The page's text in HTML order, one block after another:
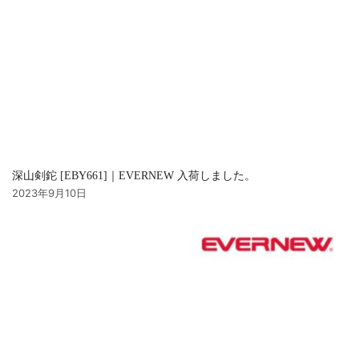
深山剣鉈 [EBY661]｜EVERNEW 入荷しました。
2023年9月10日